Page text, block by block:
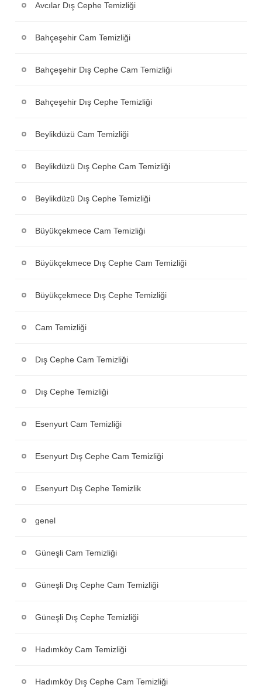
Avcılar Dış Cephe Temizliği
Bahçeşehir Cam Temizliği
Bahçeşehir Dış Cephe Cam Temizliği
Bahçeşehir Dış Cephe Temizliği
Beylikdüzü Cam Temizliği
Beylikdüzü Dış Cephe Cam Temizliği
Beylikdüzü Dış Cephe Temizliği
Büyükçekmece Cam Temizliği
Büyükçekmece Dış Cephe Cam Temizliği
Büyükçekmece Dış Cephe Temizliği
Cam Temizliği
Dış Cephe Cam Temizliği
Dış Cephe Temizliği
Esenyurt Cam Temizliği
Esenyurt Dış Cephe Cam Temizliği
Esenyurt Dış Cephe Temizlik
genel
Güneşli Cam Temizliği
Güneşli Dış Cephe Cam Temizliği
Güneşli Dış Cephe Temizliği
Hadımköy Cam Temizliği
Hadımköy Dış Cephe Cam Temizliği